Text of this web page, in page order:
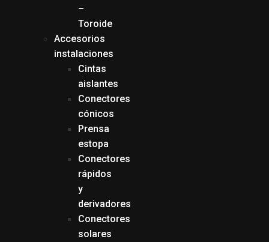
–
Toroide
Accesorios
instalaciones
Cintas
aislantes
Conectores
cónicos
Prensa
estopa
Conectores
rápidos
y
derivadores
Conectores
solares